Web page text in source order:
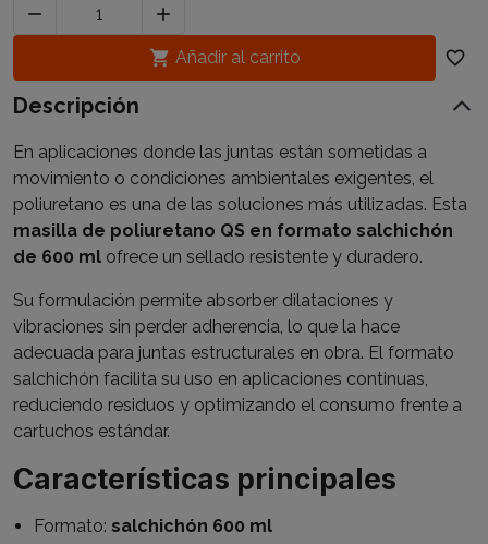


 Añadir al carrito favorite_border
Descripción
En aplicaciones donde las juntas están sometidas a
movimiento o condiciones ambientales exigentes, el
poliuretano es una de las soluciones más utilizadas. Esta
masilla de poliuretano QS en formato salchichón
de 600 ml ofrece un sellado resistente y duradero.
Su formulación permite absorber dilataciones y
vibraciones sin perder adherencia, lo que la hace
adecuada para juntas estructurales en obra. El formato
salchichón facilita su uso en aplicaciones continuas,
reduciendo residuos y optimizando el consumo frente a
cartuchos estándar.
Características principales
Formato:salchichón 600 ml